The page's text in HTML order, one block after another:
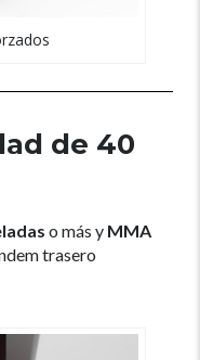
de 40
o más y MMA
trasero